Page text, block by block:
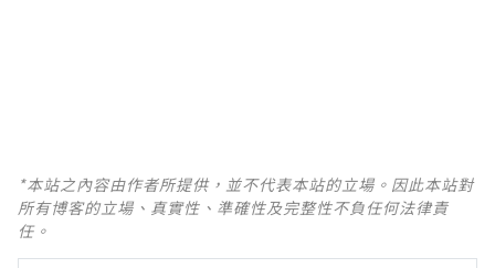
*本站之內容由作者所提供，並不代表本站的立場。因此本站對
所有博客的立場、真實性、準確性及完整性不負任何法律責
任。